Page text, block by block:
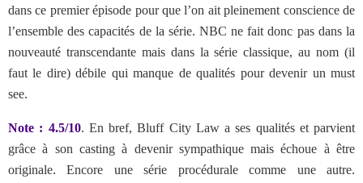
dans ce premier épisode pour que l’on ait pleinement conscience de
l’ensemble des capacités de la série. NBC ne fait donc pas dans la
nouveauté transcendante mais dans la série classique, au nom (il
faut le dire) débile qui manque de qualités pour devenir un must
see.
Note : 4.5/10. En bref, Bluff City Law a ses qualités et parvient
grâce à son casting à devenir sympathique mais échoue à être
originale. Encore une série procédurale comme une autre.